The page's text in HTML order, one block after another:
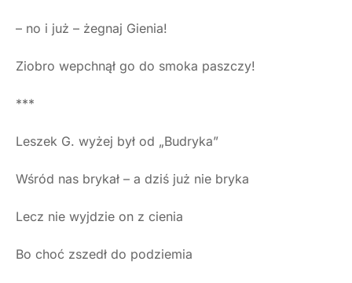
– no i już – żegnaj Gienia!
Ziobro wepchnął go do smoka paszczy!
***
Leszek G. wyżej był od „Budryka”
Wśród nas brykał – a dziś już nie bryka
Lecz nie wyjdzie on z cienia
Bo choć zszedł do podziemia